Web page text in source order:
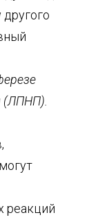
(ЛПНП).
реакций